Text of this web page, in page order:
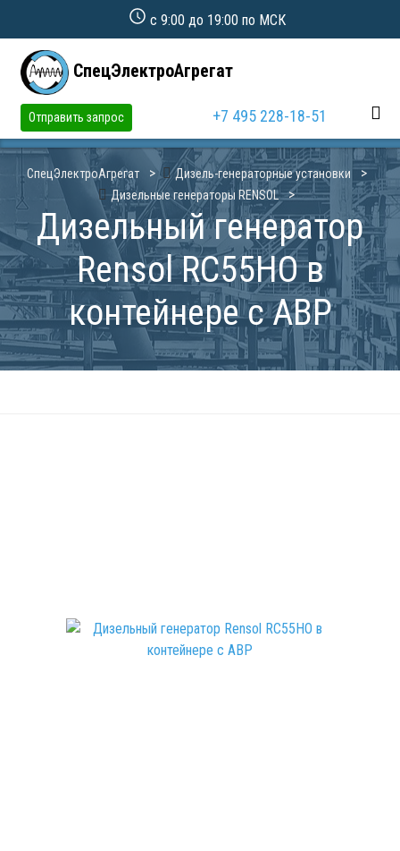
с 9:00 до 19:00 по МСК
СпецЭлектроАгрегат
Отправить запрос +7 495 228-18-51
СпецЭлектроАгрегат
Дизель-генераторные установки
Дизельные генераторы RENSOL
Дизельный генератор
Rensol RC55HO в
контейнере с АВР